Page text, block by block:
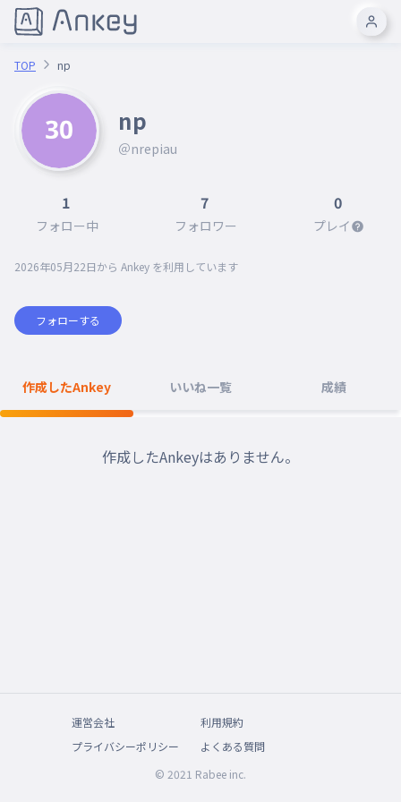
TOP np
np
＠nrepiau
1
フォロー中
7
フォロワー
0
プレイ
2026年05月22日から Ankey を利用しています
フォローする
作成したAnkey いいね一覧 成績
作成したAnkeyはありません。
運営会社
利用規約
プライバシーポリシー
よくある質問
© 2021 Rabee inc.